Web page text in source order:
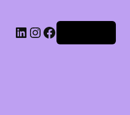
LinkedIn
Instagram
Facebook